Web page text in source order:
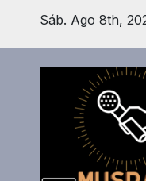
Sáb. Ago 8th,